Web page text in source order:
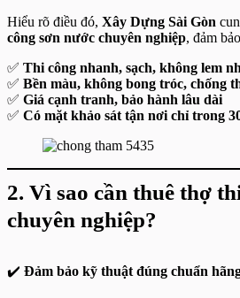
Hiểu rõ điều đó, Xây Dựng Sài Gòn
công sơn nước chuyên nghiệp, đảm
✅ Thi công nhanh, sạch, không lem
✅ Bền màu, không bong tróc, chống
✅ Giá cạnh tranh, bảo hành lâu dài
✅ Có mặt khảo sát tận nơi chỉ trong
2. Vì sao cần thuê thợ
chuyên nghiệp?
✔️ Đảm bảo kỹ thuật đúng chuẩn